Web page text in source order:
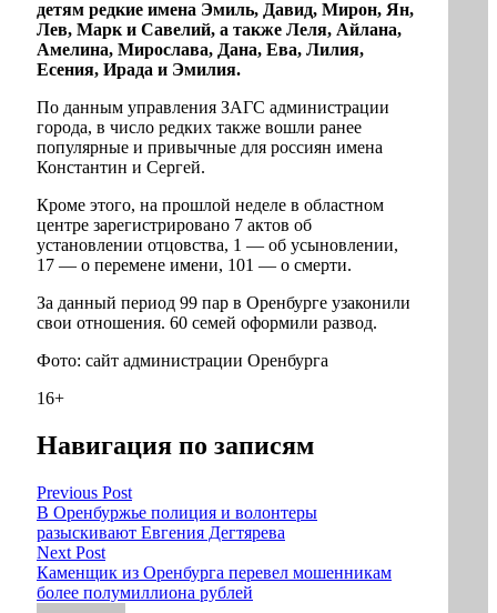
детям редкие имена Эмиль, Давид, Мирон, Ян,
Лев, Марк и Савелий, а также Леля, Айлана,
Амелина, Мирослава, Дана, Ева, Лилия,
Есения, Ирада и Эмилия.
По данным управления ЗАГС администрации
города, в число редких также вошли ранее
популярные и привычные для россиян имена
Константин и Сергей.
Кроме этого, на прошлой неделе в областном
центре зарегистрировано 7 актов об
установлении отцовства, 1 — об усыновлении,
17 — о перемене имени, 101 — о смерти.
За данный период 99 пар в Оренбурге узаконили
свои отношения. 60 семей оформили развод.
Фото: сайт администрации Оренбурга
16+
Навигация по записям
Previous Post
В Оренбуржье полиция и волонтеры
разыскивают Евгения Дегтярева
Next Post
Каменщик из Оренбурга перевел мошенникам
более полумиллиона рублей